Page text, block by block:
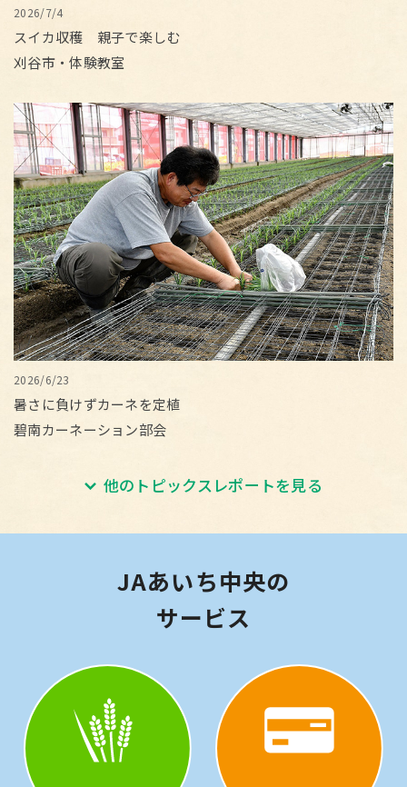
2026/7/4
スイカ収穫 親子で楽しむ
刈谷市・体験教室
2026/6/23
暑さに負けずカーネを定植
碧南カーネーション部会
他のトピックスレポートを見る
JAあいち中央の
サービス